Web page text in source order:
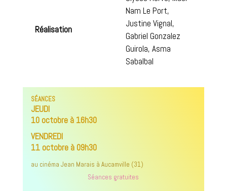
Réalisation
Nam Le Port,
Justine Vignal,
Gabriel Gonzalez
Guirola, Asma
Sabalbal
SÉANCES
JEUDI
10 octobre à 16h30
VENDREDI
11 octobre à 09h30
au cinéma Jean Marais à Aucamville (31)
Séances gratuites